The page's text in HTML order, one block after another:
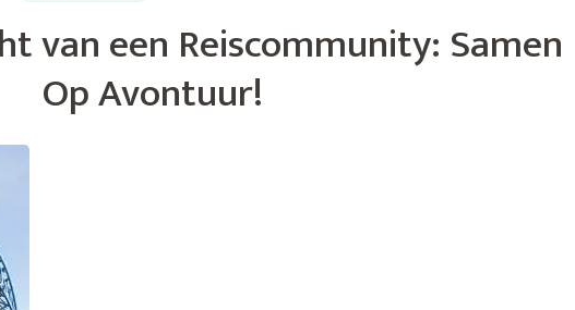
van een Reiscommunity: Samen
Op Avontuur!